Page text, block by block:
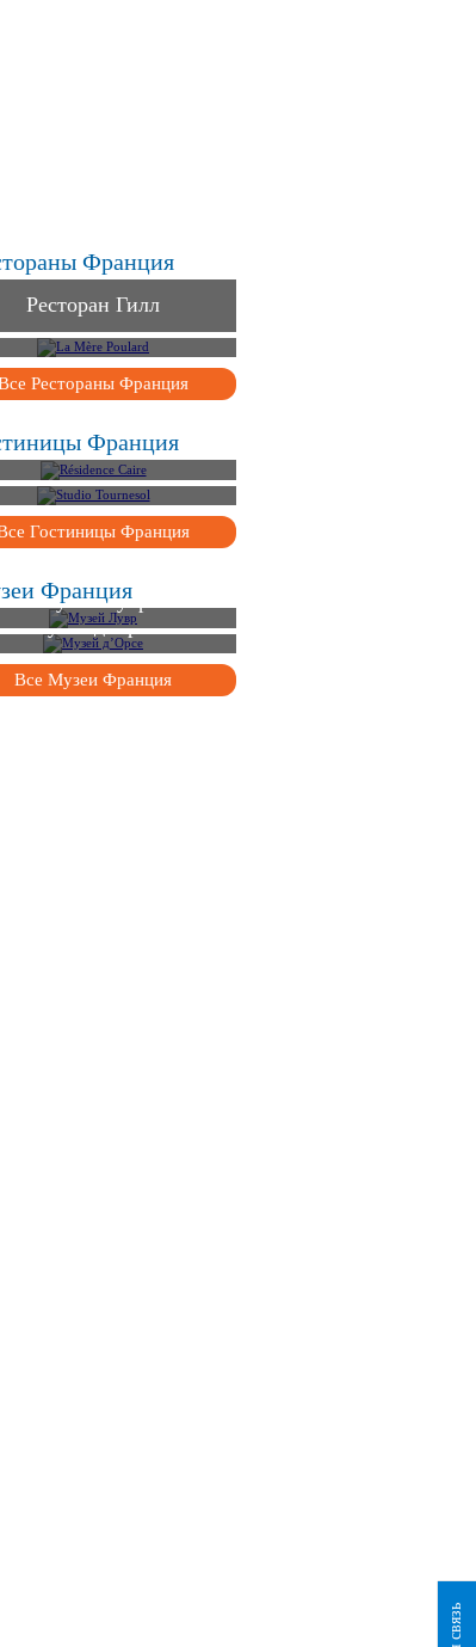
Франция
Ресторан Гилл
La Mère Poulard
Рестораны Франция
Франция
Résidence Caire
Studio Tournesol
Гостиницы Франция
Франция
Музей Лувр
Музей д’Орсе
Все Музеи Франция